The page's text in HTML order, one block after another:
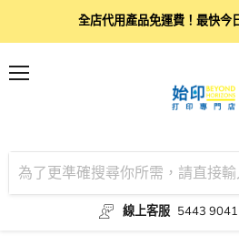
全店代用產品免運費！最快今
線上客服 5443